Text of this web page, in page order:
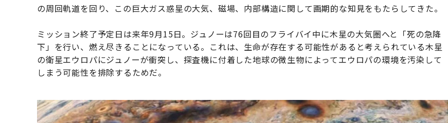
の周回軌道を回り、この巨大ガス惑星の大気、磁場、内部構造に関して画期的な知見をもたらしてきた。
ミッション終了予定日は来年9月15日。ジュノーは76回目のフライバイ中に木星の大気圏へと「死の急降
下」を行い、燃え尽きることになっている。これは、生命が存在する可能性があると考えられている木星
の衛星エウロパにジュノーが衝突し、探査機に付着した地球の微生物によってエウロパの環境を汚染して
しまう可能性を排除するためだ。